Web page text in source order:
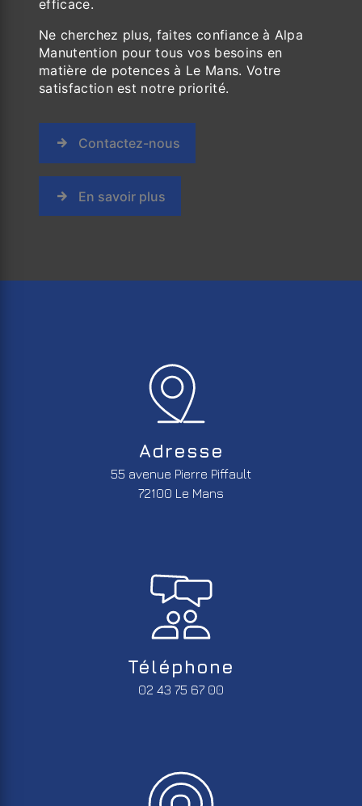
efficace.
Ne cherchez plus, faites confiance à Alpa
Manutention pour tous vos besoins en
matière de potences à Le Mans. Votre
satisfaction est notre priorité.
En savoir plus
Contactez-nous
Adresse
55 avenue Pierre Piffault
72100 Le Mans
Téléphone
02 43 75 67 00